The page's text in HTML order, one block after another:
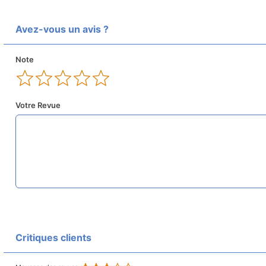
Avez-vous un avis ?
Note
Votre Revue
Critiques clients